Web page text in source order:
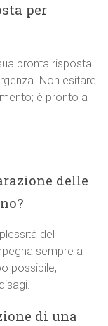
per
pronta risposta
Non esitare
è pronto a
delle
del
sempre a
possibile,
di una